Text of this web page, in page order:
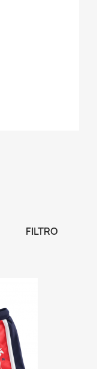
FILTRO